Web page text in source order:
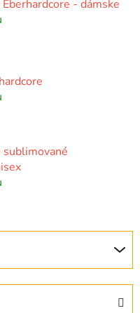
- dámske